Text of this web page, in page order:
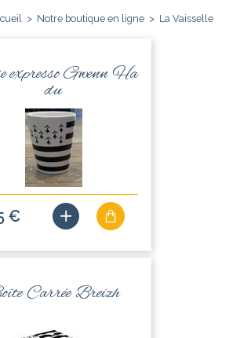
> Notre boutique en ligne > La Vaisselle
expresso Gwenn Ha
du
€
Carrée Breizh